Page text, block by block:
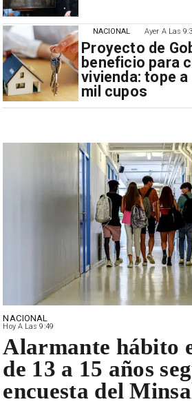
Ayer A Las
Proyecto de
beneficio para
vivienda: tope a
mil cupos
NACIONAL
NACIONAL
Hoy A Las 9:49
Alarmante hábito
de 13 a 15 años
encuesta del